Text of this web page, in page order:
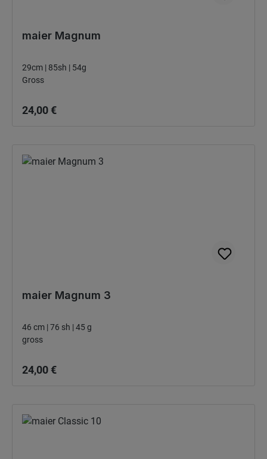
maier Magnum
29cm | 85sh | 54g
Gross
24,00 €
maier Magnum 3
46 cm | 76 sh | 45 g
gross
24,00 €